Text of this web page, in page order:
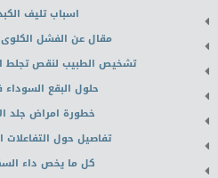
اسباب تليف
مقال عن الفشل
تشخيص الطبيب لنقص تجلط
حلول البقع
خطورة امراض جلد
تفاصيل حول التفاعلات
كل ما يخص داء